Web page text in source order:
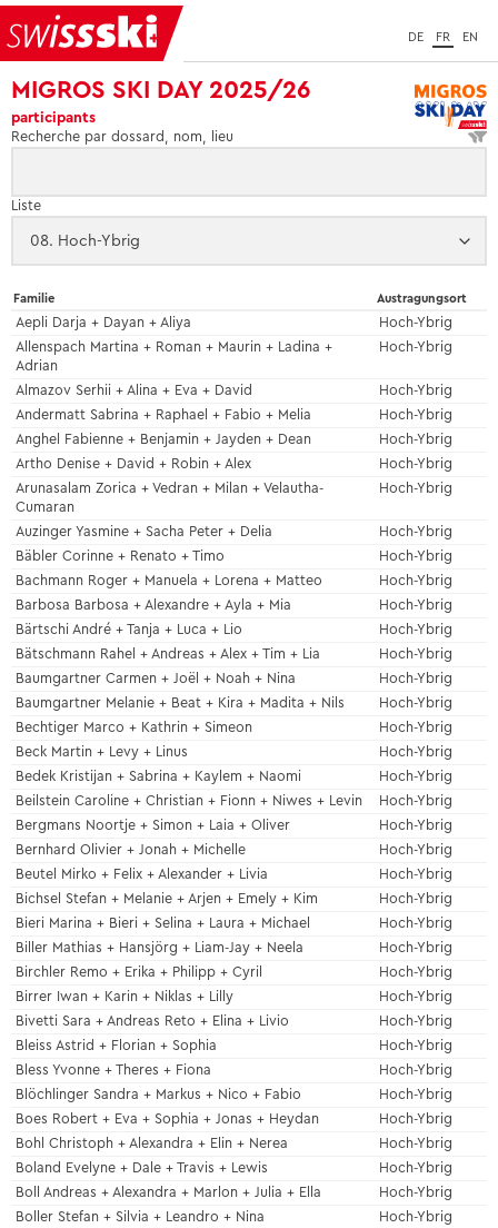
DE FR EN
MIGROS SKI DAY 2025/26
participants
Recherche par dossard, nom, lieu
Liste
Familie Austragungsort
Aepli Darja + Dayan + Aliya
Hoch-Ybrig
Allenspach Martina + Roman + Maurin + Ladina +
Adrian
Hoch-Ybrig
Almazov Serhii + Alina + Eva + David
Hoch-Ybrig
Andermatt Sabrina + Raphael + Fabio + Melia
Hoch-Ybrig
Anghel Fabienne + Benjamin + Jayden + Dean
Hoch-Ybrig
Artho Denise + David + Robin + Alex
Hoch-Ybrig
Arunasalam Zorica + Vedran + Milan + Velautha-
Cumaran
Hoch-Ybrig
Auzinger Yasmine + Sacha Peter + Delia
Hoch-Ybrig
Bäbler Corinne + Renato + Timo
Hoch-Ybrig
Bachmann Roger + Manuela + Lorena + Matteo
Hoch-Ybrig
Barbosa Barbosa + Alexandre + Ayla + Mia
Hoch-Ybrig
Bärtschi André + Tanja + Luca + Lio
Hoch-Ybrig
Bätschmann Rahel + Andreas + Alex + Tim + Lia
Hoch-Ybrig
Baumgartner Carmen + Joël + Noah + Nina
Hoch-Ybrig
Baumgartner Melanie + Beat + Kira + Madita + Nils
Hoch-Ybrig
Bechtiger Marco + Kathrin + Simeon
Hoch-Ybrig
Beck Martin + Levy + Linus
Hoch-Ybrig
Bedek Kristijan + Sabrina + Kaylem + Naomi
Hoch-Ybrig
Beilstein Caroline + Christian + Fionn + Niwes + Levin
Hoch-Ybrig
Bergmans Noortje + Simon + Laia + Oliver
Hoch-Ybrig
Bernhard Olivier + Jonah + Michelle
Hoch-Ybrig
Beutel Mirko + Felix + Alexander + Livia
Hoch-Ybrig
Bichsel Stefan + Melanie + Arjen + Emely + Kim
Hoch-Ybrig
Bieri Marina + Bieri + Selina + Laura + Michael
Hoch-Ybrig
Biller Mathias + Hansjörg + Liam-Jay + Neela
Hoch-Ybrig
Birchler Remo + Erika + Philipp + Cyril
Hoch-Ybrig
Birrer Iwan + Karin + Niklas + Lilly
Hoch-Ybrig
Bivetti Sara + Andreas Reto + Elina + Livio
Hoch-Ybrig
Bleiss Astrid + Florian + Sophia
Hoch-Ybrig
Bless Yvonne + Theres + Fiona
Hoch-Ybrig
Blöchlinger Sandra + Markus + Nico + Fabio
Hoch-Ybrig
Boes Robert + Eva + Sophia + Jonas + Heydan
Hoch-Ybrig
Bohl Christoph + Alexandra + Elin + Nerea
Hoch-Ybrig
Boland Evelyne + Dale + Travis + Lewis
Hoch-Ybrig
Boll Andreas + Alexandra + Marlon + Julia + Ella
Hoch-Ybrig
Boller Stefan + Silvia + Leandro + Nina
Hoch-Ybrig